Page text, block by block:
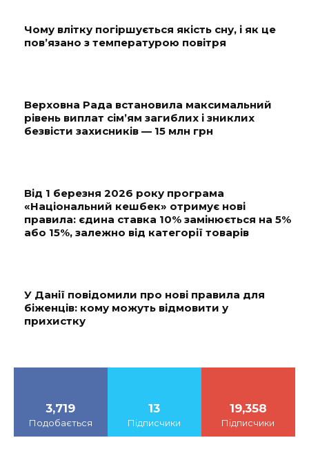
Чому влітку погіршується якість сну, і як це
пов’язано з температурою повітря
Верховна Рада встановила максимальний
рівень виплат сім’ям загиблих і зниклих
безвісти захисників — 15 млн грн
Від 1 березня 2026 року програма
«Національний кешбек» отримує нові
правила: єдина ставка 10% замінюється на 5%
або 15%, залежно від категорії товарів
У Данії повідомили про нові правила для
біженців: кому можуть відмовити у
прихистку
3,719
Подобається
13
Підписчики
19,358
Підписчики